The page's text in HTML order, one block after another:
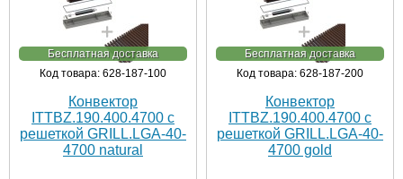
Бесплатная доставка
Код товара: 628-187-100
Конвектор
ITTBZ.190.400.4700 с
решеткой GRILL.LGA-40-
4700 natural
Бесплатная доставка
Код товара: 628-187-200
Конвектор
ITTBZ.190.400.4700 с
решеткой GRILL.LGA-40-
4700 gold